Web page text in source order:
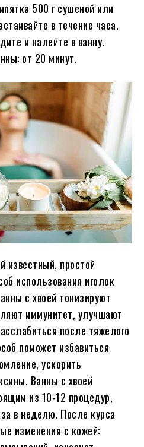
500 г сушеной или
в течение часа.
и налейте в ванну.
от 20 минут.
простой
использования иголок
с хвоей тонизируют
иммунитет, улучшают
после тяжелого
поможет избавиться
ускорить
Ванны с хвоей
из 10-12 процедур,
в неделю. После курса
изменения с кожей: